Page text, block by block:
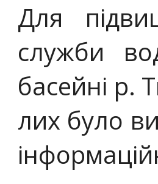
Для
служби
басейні р.
лих було